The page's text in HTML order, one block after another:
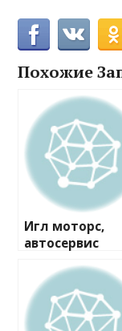
Похожие
Игл моторс,
автосервис